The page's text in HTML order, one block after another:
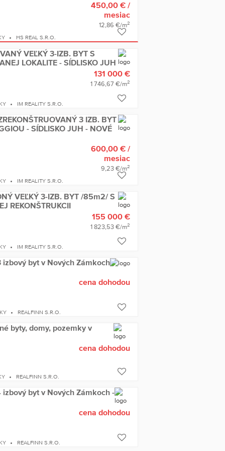
450,00 €/
mesiac
12,86 €/m2
HS REAL S.R.O.
VEĽKÝ 3-IZB. BYT S
LOKALITE - SÍDLISKO JUH
131 000 €
1 746,67 €/m2
IM REALITY S.R.O.
3 IZB. BYT
- SÍDLISKO JUH - NOVÉ
600,00 €/
mesiac
9,23 €/m2
IM REALITY S.R.O.
VEĽKÝ 3-IZB. BYT /85m2/ S
REKONŠTRUKCII
155 000 €
1 823,53 €/m2
IM REALITY S.R.O.
izbový byt v Nových Zámkoch
cena dohodou
REALFINN S.R.O.
byty, domy, pozemky v
cena dohodou
REALFINN S.R.O.
byt v Nových Zámkoch -
cena dohodou
REALFINN S.R.O.